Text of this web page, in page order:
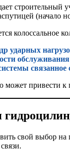
строительный
(начало
колоссальное
ударных
может привести
свой выбор